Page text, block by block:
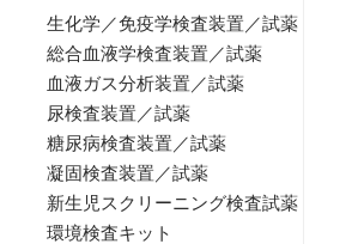
生化学／免疫学検査装置／試薬
総合血液学検査装置／試薬
血液ガス分析装置／試薬
尿検査装置／試薬
糖尿病検査装置／試薬
凝固検査装置／試薬
新生児スクリーニング検査試薬
環境検査キット